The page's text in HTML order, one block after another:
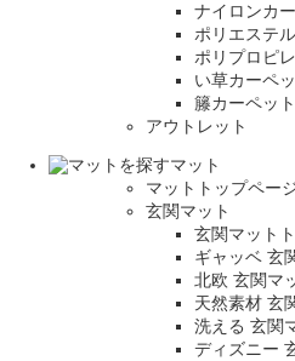
ナイロンカ
ポリエステ
ポリプロピ
い草カーペ
籐カーペット
アウトレット
マット
マットトップペー
玄関マット
玄関マット
ギャッベ 玄
北欧 玄関マ
天然素材 玄
洗える 玄関
ディズニー